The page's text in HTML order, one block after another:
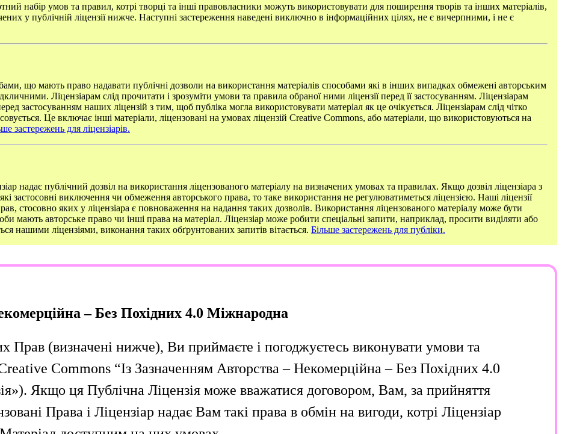
набір умов та правил, котрі творці та інші правовласники можуть використовувати для поширення творів та інших матеріалів,
у публічній ліцензії нижче. Наступні застереження наведені виключно в інформаційних цілях, не є вичерпними, і не є
що мають право надавати публічні дозволи на використання матеріалів способами які в інших випадках обмежені авторським
Ліцензіарам слід прочитати і зрозуміти умови та правила обраної ними ліцензії перед її застосуванням. Ліцензіарам
застосуванням наших ліцензій з тим, щоб публіка могла використовувати матеріал як це очікується. Ліцензіарам слід чітко
Це включає інші матеріали, ліцензовані на умовах ліцензій Creative Commons, або матеріали, що використовуються на
застережень для ліцензіарів.
надає публічний дозвіл на використання ліцензованого матеріалу на визначених умовах та правилах. Якщо дозвіл ліцензіара з
застосовні виключення чи обмеження авторського права, то таке використання не регулюватиметься ліцензією. Наші ліцензії
стосовно яких у ліцензіара є повноваження на надання таких дозволів. Використання ліцензованого матеріалу може бути
мають авторське право чи інші права на матеріал. Ліцензіар може робити спеціальні запити, наприклад, просити виділяти або
нашими ліцензіями, виконання таких обґрунтованих запитів вітається. Більше застережень для публіки.
– Без Похідних 4.0 Міжнародна
Прав (визначені нижче), Ви приймаєте і погоджуєтесь виконувати умови та
Creative Commons “Із Зазначенням Авторства – Некомерційна – Без Похідних 4.0
Якщо ця Публічна Ліцензія може вважатися договором, Вам, за прийняття
Права і Ліцензіар надає Вам такі права в обмін на вигоди, котрі Ліцензіар